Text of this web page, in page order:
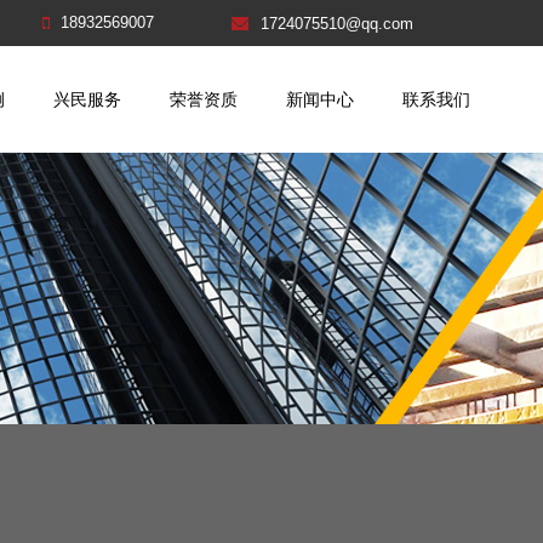
18932569007 1724075510@qq.com
兴民服务 荣誉资质 新闻中心 联系我们